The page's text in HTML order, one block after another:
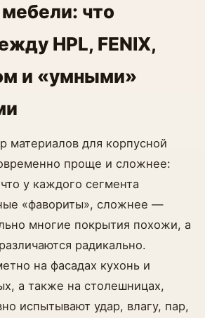
что
HPL, FENIX,
и «умными»
материалов для корпусной
проще и сложнее:
у каждого сегмента
«фавориты», сложнее —
многие покрытия похожи, а
радикально.
на фасадах кухонь и
а также на столешницах,
испытывают удар, влагу, пар,